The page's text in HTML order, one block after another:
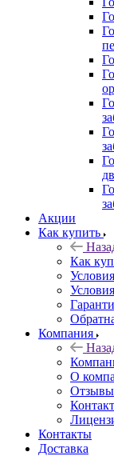
Акции
Как купить
Как
Компания
О
Отзывы
Контакты
Доставка